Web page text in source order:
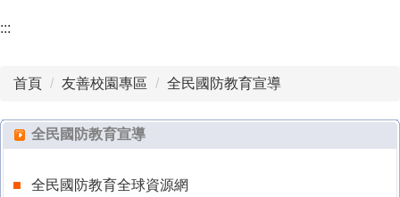
:::
首頁 友善校園專區 全民國防教育宣導
全民國防教育宣導
全民國防教育全球資源網